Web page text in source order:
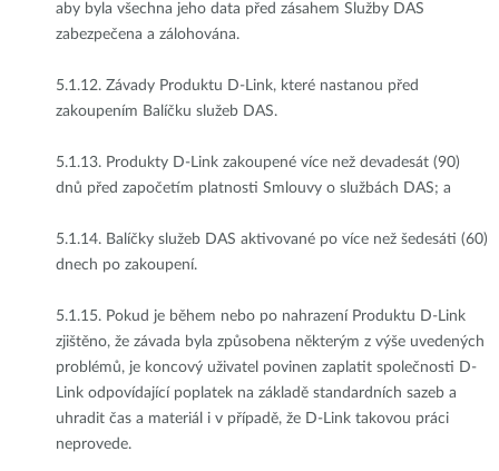
aby byla všechna jeho data před zásahem Služby DAS
zabezpečena a zálohována.
5.1.12. Závady Produktu D-Link, které nastanou před
zakoupením Balíčku služeb DAS.
5.1.13. Produkty D-Link zakoupené více než devadesát (90)
dnů před započetím platnosti Smlouvy o službách DAS; a
5.1.14. Balíčky služeb DAS aktivované po více než šedesáti (60)
dnech po zakoupení.
5.1.15. Pokud je během nebo po nahrazení Produktu D-Link
zjištěno, že závada byla způsobena některým z výše uvedených
problémů, je koncový uživatel povinen zaplatit společnosti D-
Link odpovídající poplatek na základě standardních sazeb a
uhradit čas a materiál i v případě, že D-Link takovou práci
neprovede.